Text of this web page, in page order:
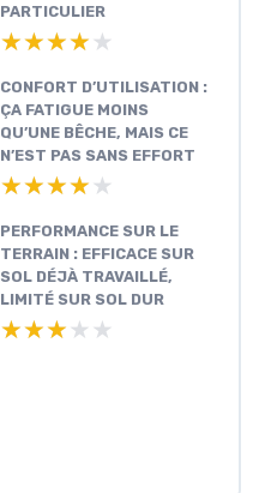
PARTICULIER
★★★★★
★★★★★
CONFORT D’UTILISATION :
ÇA FATIGUE MOINS
QU’UNE BÊCHE, MAIS CE
N’EST PAS SANS EFFORT
★★★★★
★★★★★
PERFORMANCE SUR LE
TERRAIN : EFFICACE SUR
SOL DÉJÀ TRAVAILLÉ,
LIMITÉ SUR SOL DUR
★★★★★
★★★★★